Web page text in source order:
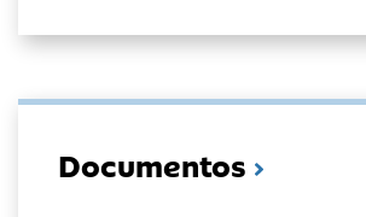
Documentos